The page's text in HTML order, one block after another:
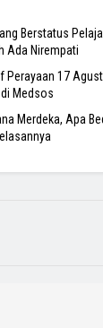
Berstatus
Ada Nirempati
Perayaan 17
Medsos
Merdeka, Apa